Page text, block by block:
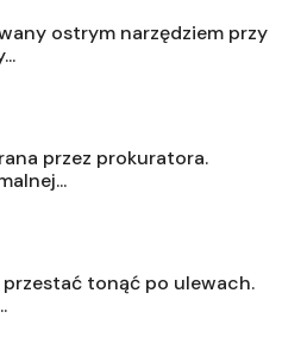
ostrym narzędziem przy
przez prokuratora.
przestać tonąć po ulewach.